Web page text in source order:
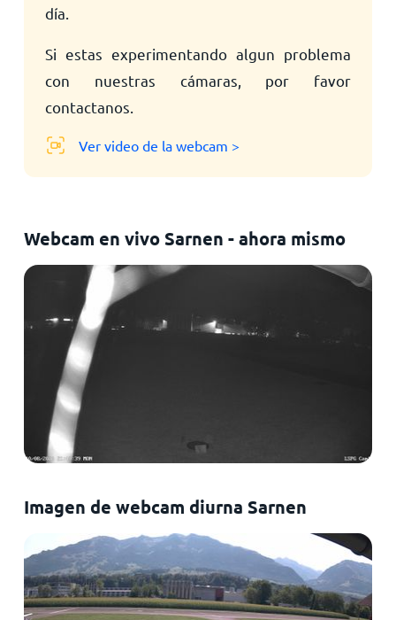
día.
Si estas experimentando algun problema
con nuestras cámaras, por favor
contactanos.
Ver video de la webcam >
Webcam en vivo Sarnen - ahora mismo
Imagen de webcam diurna Sarnen